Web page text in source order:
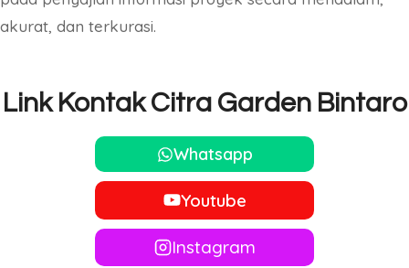
akurat, dan terkurasi.
Link Kontak Citra Garden Bintaro
Whatsapp
Youtube
Instagram